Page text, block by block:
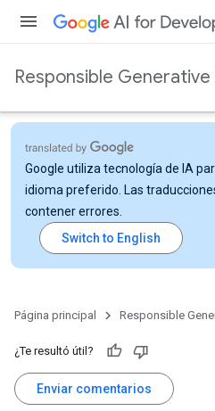
Responsible Generative
Google utiliza tecnología de IA
idioma preferido. Las
contener errores.
Página principal Responsible
¿Te resultó útil?
Enviar comentarios